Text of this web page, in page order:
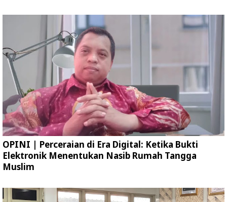
OPINI | Perceraian di Era Digital: Ketika Bukti
Elektronik Menentukan Nasib Rumah Tangga
Muslim